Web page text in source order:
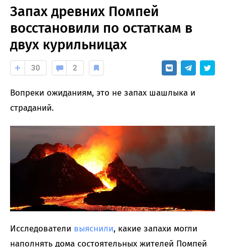
Запах древних Помпей
восстановили по остаткам в
двух курильницах
30 2
Вопреки ожиданиям, это не запах шашлыка и
страданий.
Исследователи выяснили, какие запахи могли
наполнять дома состоятельных жителей Помпей